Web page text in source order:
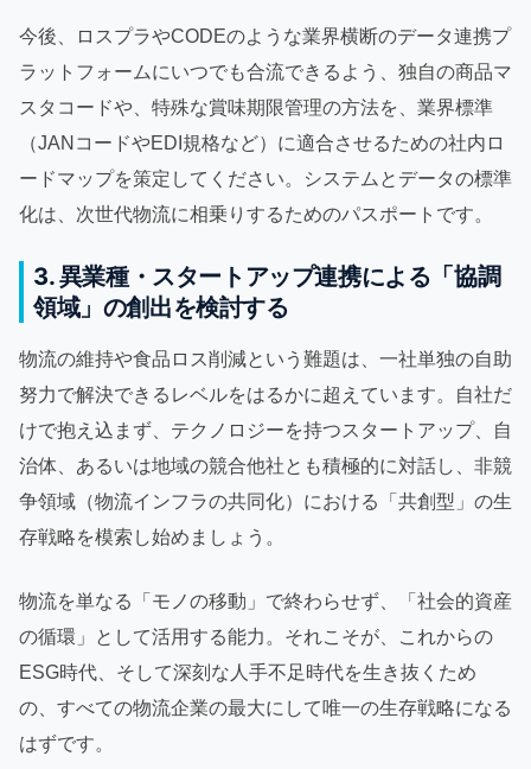
今後、ロスプラやCODEのような業界横断のデータ連携プ
ラットフォームにいつでも合流できるよう、独自の商品マ
スタコードや、特殊な賞味期限管理の方法を、業界標準
（JANコードやEDI規格など）に適合させるための社内ロ
ードマップを策定してください。システムとデータの標準
化は、次世代物流に相乗りするためのパスポートです。
3. 異業種・スタートアップ連携による「協調
領域」の創出を検討する
物流の維持や食品ロス削減という難題は、一社単独の自助
努力で解決できるレベルをはるかに超えています。自社だ
けで抱え込まず、テクノロジーを持つスタートアップ、自
治体、あるいは地域の競合他社とも積極的に対話し、非競
争領域（物流インフラの共同化）における「共創型」の生
存戦略を模索し始めましょう。
物流を単なる「モノの移動」で終わらせず、「社会的資産
の循環」として活用する能力。それこそが、これからの
ESG時代、そして深刻な人手不足時代を生き抜くため
の、すべての物流企業の最大にして唯一の生存戦略になる
はずです。